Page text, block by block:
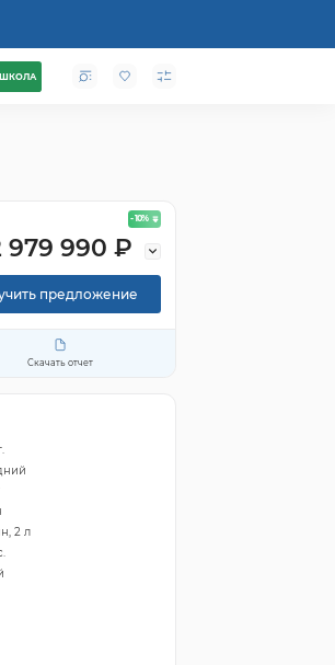
- 10%
979 990 ₽
предложение
Скачать отчет
2 л